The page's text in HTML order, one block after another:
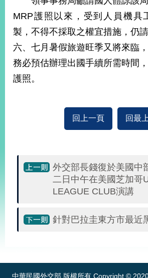
頁
站
導
覽
關
於
本
部
新
與
際
傳
MRP護照以來，受到人員機具
製，不得不採取之權宜措施，仍
六、七月暑假旅遊旺季又將來臨
務必預估辦理出國手續所需時間
護照。
回上一頁 回最
外交部長錢復於美國中
二日中午在美國芝加哥
LEAGUE CLUB演講
針對巴拉圭東方市最近
中華民國外交部 版權所有 Copyright ©